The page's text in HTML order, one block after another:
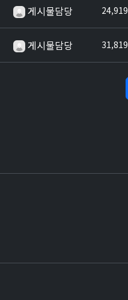
게시물담당 24,919
게시물담당 31,819